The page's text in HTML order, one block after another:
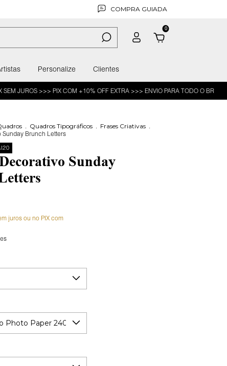
COMPRA GUIADA
0
Personalize Clientes
>>> PIX COM +10% OFF EXTRA >>> ENVIO PARA TODO O BR -20%OFF
Quadros Tipográficos Frases Criativas
Brunch Letters
Sunday
juros